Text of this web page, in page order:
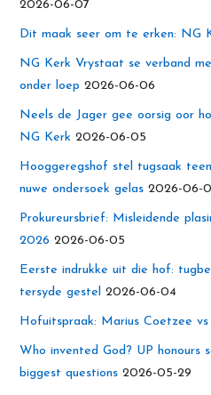
2026-06-07
Dit maak seer om te erken: NG
NG Kerk Vrystaat se verband
onder loep 2026-06-06
Neels de Jager gee oorsig oor
NG Kerk 2026-06-05
Hooggeregshof stel tugsaak
nuwe ondersoek gelas 2026-06-
Prokureursbrief: Misleidende
2026 2026-06-05
Eerste indrukke uit die hof:
tersyde gestel 2026-06-04
Hofuitspraak: Marius Coetzee
Who invented God? UP honours
biggest questions 2026-05-29